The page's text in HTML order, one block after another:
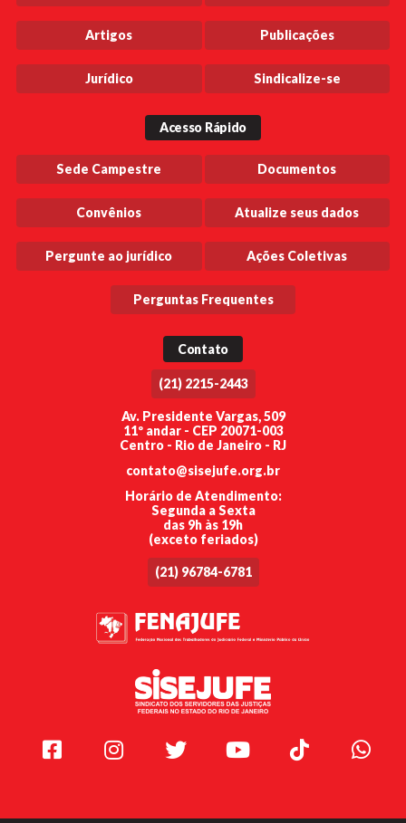
Artigos Publicações
Jurídico Sindicalize-se
Acesso Rápido
Sede Campestre Documentos
Convênios Atualize seus dados
Pergunte ao jurídico Ações Coletivas
Perguntas Frequentes
Contato
(21) 2215-2443
Av. Presidente Vargas, 509
11º andar - CEP 20071-003
Centro - Rio de Janeiro - RJ
contato@sisejufe.org.br
Horário de Atendimento:
Segunda a Sexta
das 9h às 19h
(exceto feriados)
(21) 96784-6781
Facebook Instagram Twitter Youtube TikTok